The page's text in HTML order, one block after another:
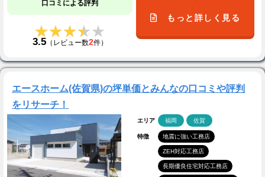
口コミによる評判
★★★★★
★★★★★
3.5（レビュー数2件）
もっと詳しく見る
エースホーム(佐賀県)の坪単価とみんなの口コミや評判
をリサーチ！
エリア 福岡 佐賀
特徴 地震に強い工務店
ZEH対応工務店
長期優良住宅対応工務店